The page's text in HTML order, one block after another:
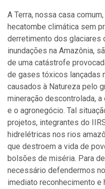
A Terra, nossa casa
hecatombe climática sem
derretimento dos glaciares
inundações na Amazônia,
de uma catástrofe
de gases tóxicos lançadas
causados à Natureza pelo
mineração descontrolada,
e o agronegócio. Tal
projetos, integrantes do
hidrelétricas nos rios
que destroem a vida de
bolsões de miséria. Para
necessário defendermos
imediato reconhecimento e